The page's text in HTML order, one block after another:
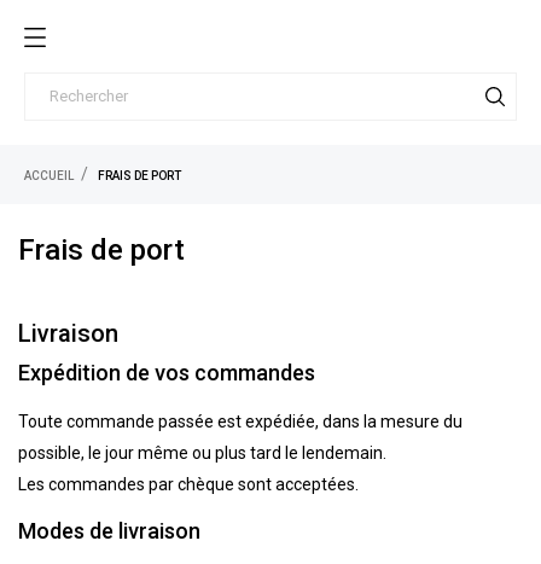
ACCUEIL FRAIS DE PORT
Frais de port
Livraison
Expédition de vos commandes
Toute commande passée est expédiée, dans la mesure du
possible, le jour même ou plus tard le lendemain.
Les commandes par chèque sont acceptées.
Modes de livraison